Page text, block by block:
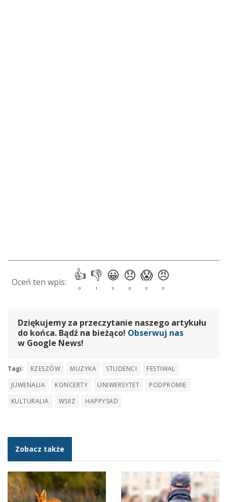
Dziękujemy za przeczytanie naszego artykułu
do końca. Bądź na bieżąco! Obserwuj nas
w Google News!
Tagi: RZESZÓW MUZYKA STUDENCI
FESTIWAL
JUWENALIA
KONCERTY UNIWERSYTET
PODPROMIE
KULTURALIA
WSIIZ HAPPYSAD
Zobacz także